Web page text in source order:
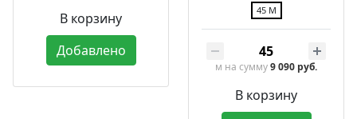
В корзину
Добавлено
45 М
м на сумму9 090 руб.
В корзину